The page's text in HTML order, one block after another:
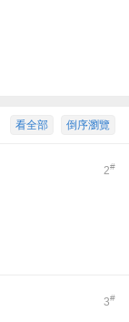
倒序瀏覽
看全部
2#
3#